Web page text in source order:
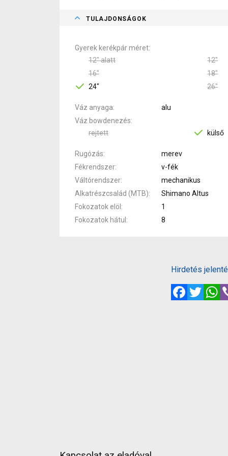
TULAJDONSÁGOK
Gyerek kerékpár méret
12" alatt
12"
16"
18"
24"
26"
Váz anyaga
alu
Váz bowdenezés
rejtett
külső
Rugózás
merev
Fékrendszer
v-fék
Váltórendszer
mechanikus
Alkatrészcsalád (MTB)
Shimano Altus
Fokozatok elöl
1
Fokozatok hátul
8
Hirdetés
FacebookTwitter